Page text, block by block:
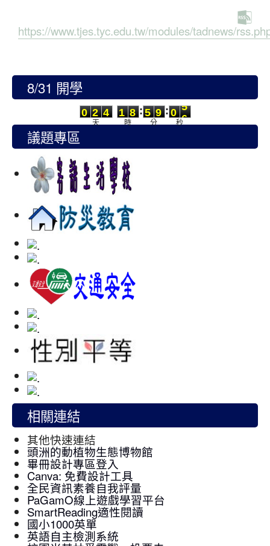
https://www.tjes.tyc.edu.tw/modules/tadnews/
8/31 開學
0
0
2
2
4
4
天
1
1
8
8
時
:
5
5
9
9
分
:
0
0
4
5
秒
議題專區
相關連結
其他快速連結
頭洲的動植物生態博物館
畢冊設計專區登入
Canva: 免費設計工具
全民資訊素養自我評量
PaGamO線上遊戲學習平台
SmartReading適性閱讀
國小1000英單
英語自主檢測系統